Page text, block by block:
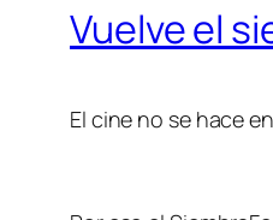
Vuelve el
El cine no se hace